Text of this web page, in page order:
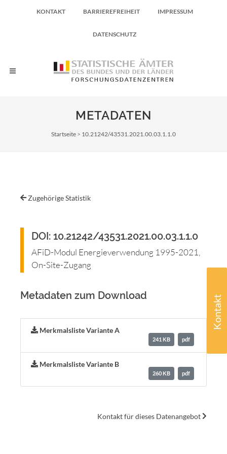
Kontakt
KONTAKT BARRIEREFREIHEIT IMPRESSUM
DATENSCHUTZ
METADATEN
Pfadnavigation
Startseite 10.21242/43531.2021.00.03.1.1.0
Zugehörige Statistik
DOI: 10.21242/43531.2021.00.03.1.1.0
AFiD-Modul Energieverwendung 1995-2021,
On-Site-Zugang
Metadaten zum Download
Merkmalsliste Variante A
241 KB pdf
Merkmalsliste Variante B
260 KB pdf
Kontakt für dieses Datenangebot